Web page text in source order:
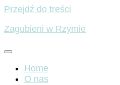
Przejdź do treści
Zagubieni w Rzymie
Home
O nas